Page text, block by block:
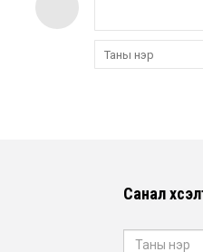
Санал